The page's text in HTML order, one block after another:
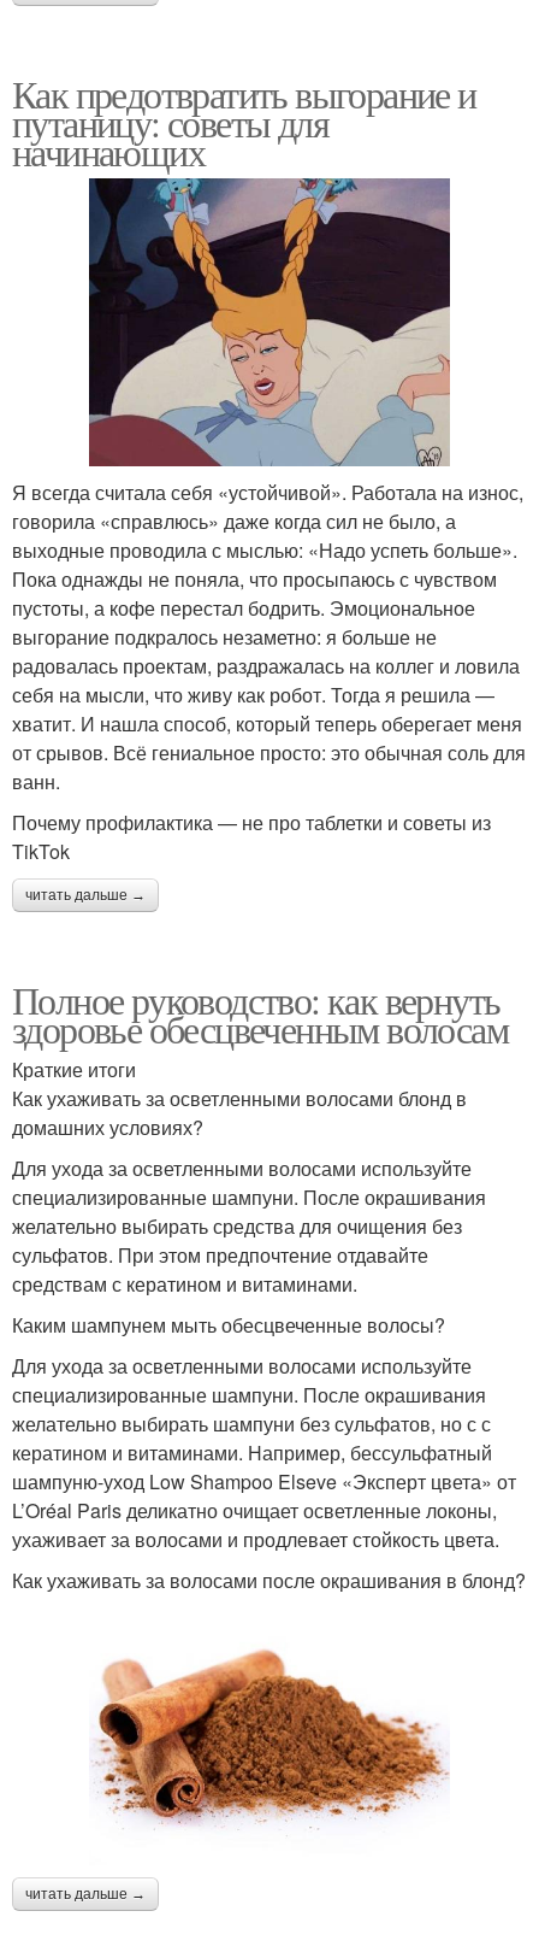
Как предотвратить выгорание и
путаницу: советы для
начинающих
Я всегда считала себя «устойчивой». Работала на износ,
говорила «справлюсь» даже когда сил не было, а
выходные проводила с мыслью: «Надо успеть больше».
Пока однажды не поняла, что просыпаюсь с чувством
пустоты, а кофе перестал бодрить. Эмоциональное
выгорание подкралось незаметно: я больше не
радовалась проектам, раздражалась на коллег и ловила
себя на мысли, что живу как робот. Тогда я решила —
хватит. И нашла способ, который теперь оберегает меня
от срывов. Всё гениальное просто: это обычная соль для
ванн.
Почему профилактика — не про таблетки и советы из
TikTok
читать дальше →
Полное руководство: как вернуть
здоровье обесцвеченным волосам
Краткие итоги
Как ухаживать за осветленными волосами блонд в
домашних условиях?
Для ухода за осветленными волосами используйте
специализированные шампуни. После окрашивания
желательно выбирать средства для очищения без
сульфатов. При этом предпочтение отдавайте
средствам с кератином и витаминами.
Каким шампунем мыть обесцвеченные волосы?
Для ухода за осветленными волосами используйте
специализированные шампуни. После окрашивания
желательно выбирать шампуни без сульфатов, но с с
кератином и витаминами. Например, бессульфатный
шампуню-уход Low Shampoo Elseve «Эксперт цвета» от
L’Oréal Paris деликатно очищает осветленные локоны,
ухаживает за волосами и продлевает стойкость цвета.
Как ухаживать за волосами после окрашивания в блонд?
читать дальше →